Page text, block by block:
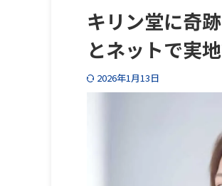
キリン堂に奇
とネットで実
2026年1月13日